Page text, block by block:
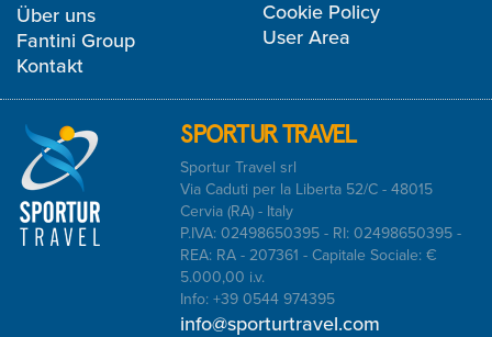
Über uns
Fantini Group
Kontakt
Cookie Policy
User Area
SPORTUR TRAVEL
Sportur Travel srl
Via Caduti per la Liberta 52/C - 48015
Cervia (RA) - Italy
P.IVA: 02498650395 - RI: 02498650395 -
REA: RA - 207361 - Capitale Sociale: €
5.000,00 i.v.
Info: +39 0544 974395
info@sporturtravel.com